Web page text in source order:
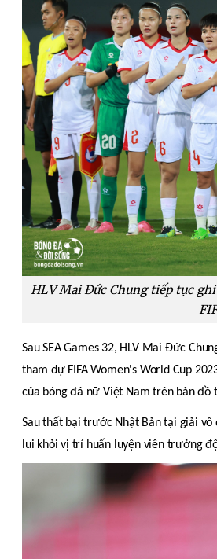
HLV Mai Đức Chung tiếp tục
Sau SEA Games 32, HLV Mai Đức
tham dự FIFA Women's World Cup
của bóng đá nữ Việt Nam trên bản đồ
Sau thất bại trước Nhật Bản tại giải
lui khỏi vị trí huấn luyện viên trưởng